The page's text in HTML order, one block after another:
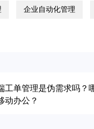
企业自动化管理
工单管理是伪需求吗？
动办公？